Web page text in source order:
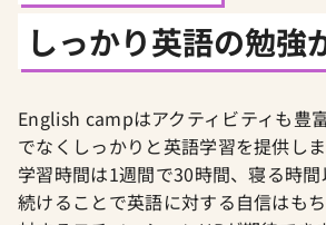
しっかり英語の勉強
English campはアクティビティも豊
でなくしっかりと英語学習を提供し
学習時間は1週間で30時間、寝る時
続けることで英語に対する自信はも